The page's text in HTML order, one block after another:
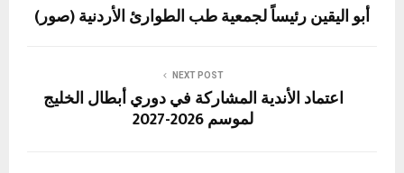
أبو اليقين رئيساً لجمعية طب الطوارئ الأردنية (صور)
NEXT POST
اعتماد الأندية المشاركة في دوري أبطال الخليج
لموسم 2026-2027